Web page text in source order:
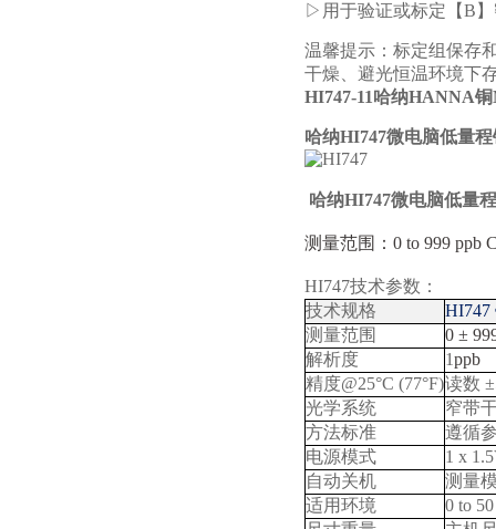
▷用于验证或标定【B】
温馨提示：标定组保存
干燥、避光恒温环境下
HI747-11哈纳HANNA
哈纳HI747微电脑低量
哈纳HI747微电脑低量
测量范围：0 to 999 ppb
HI747技术参数：
技术规格
HI747
测量范围
0 ±
解析度
1ppb
精度@25°C (77°F)读数
光学系统
窄带
方法标准
遵循
电源模式
1 x
自动关机
测量
适用环境
0 to